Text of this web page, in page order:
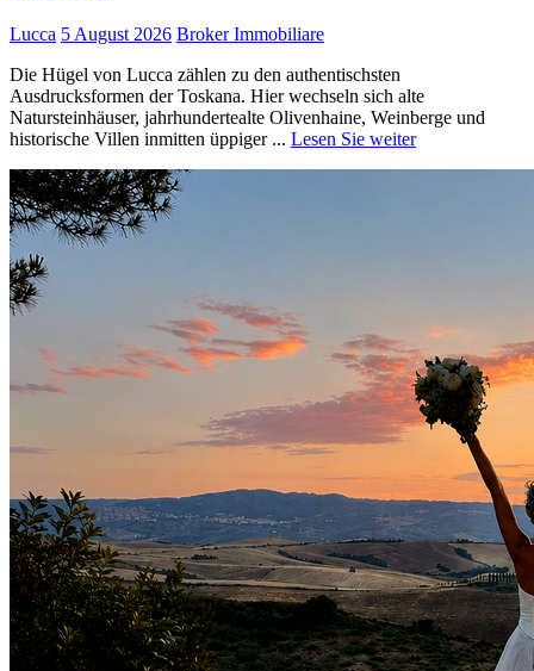
Lucca 5 August 2026 Broker Immobiliare
Die Hügel von Lucca zählen zu den authentischsten
Ausdrucksformen der Toskana. Hier wechseln sich alte
Natursteinhäuser, jahrhundertealte Olivenhaine, Weinberge und
historische Villen inmitten üppiger ... Lesen Sie weiter